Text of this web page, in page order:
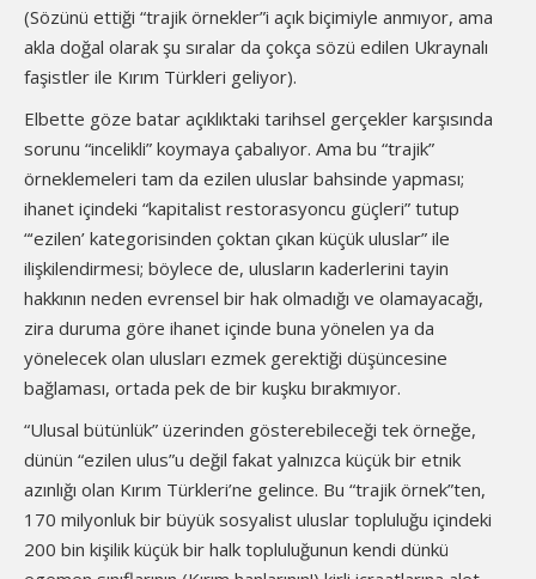
(Sözünü ettiği “trajik örnekler”i açık biçimiyle anmıyor, ama
akla doğal olarak şu sıralar da çokça sözü edilen Ukraynalı
faşistler ile Kırım Türkleri geliyor).
Elbette göze batar açıklıktaki tarihsel gerçekler karşısında
sorunu “incelikli” koymaya çabalıyor. Ama bu “trajik”
örneklemeleri tam da ezilen uluslar bahsinde yapması;
ihanet içindeki “kapitalist restorasyoncu güçleri” tutup
“‘ezilen’ kategorisinden çoktan çıkan küçük uluslar” ile
ilişkilendirmesi; böylece de, ulusların kaderlerini tayin
hakkının neden evrensel bir hak olmadığı ve olamayacağı,
zira duruma göre ihanet içinde buna yönelen ya da
yönelecek olan ulusları ezmek gerektiği düşüncesine
bağlaması, ortada pek de bir kuşku bırakmıyor.
“Ulusal bütünlük” üzerinden gösterebileceği tek örneğe,
dünün “ezilen ulus”u değil fakat yalnızca küçük bir etnik
azınlığı olan Kırım Türkleri’ne gelince. Bu “trajik örnek”ten,
170 milyonluk bir büyük sosyalist uluslar topluluğu içindeki
200 bin kişilik küçük bir halk topluluğunun kendi dünkü